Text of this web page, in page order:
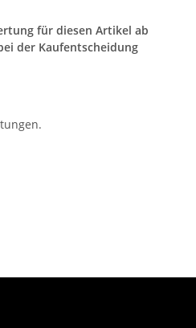
für diesen Artikel ab
der Kaufentscheidung